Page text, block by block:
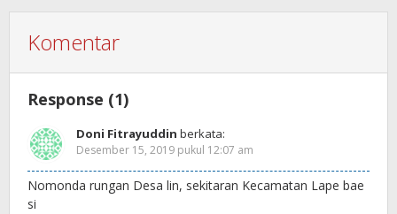
Komentar
Response (1)
Doni Fitrayuddin berkata:
Desember 15, 2019 pukul 12:07 am
Nomonda rungan Desa lin, sekitaran Kecamatan Lape bae
si